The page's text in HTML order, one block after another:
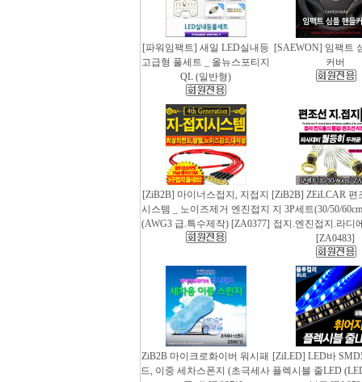
[파워임팩트] 새일 LED실내등
고급형 풀세트 _ 올뉴스포티지
QL (일반형)
[SAEWON] 임팩트
커버
[ZiB2B] 마이너스접지, 지접지
시스템 _ 노이즈제거 엔진접지
(AWG3 급.특수제작) [ZA0377]
[ZiB2B] ZEiLCAR 편
지 3P세트(30/50/
접지.엔진접지.라디
[ZA0483]
ZiB2B 마이크로화이버 워시패
드, 이중 세차스폰지 (초극세사
[ZiLED] LED바
플렉시블 줄LED